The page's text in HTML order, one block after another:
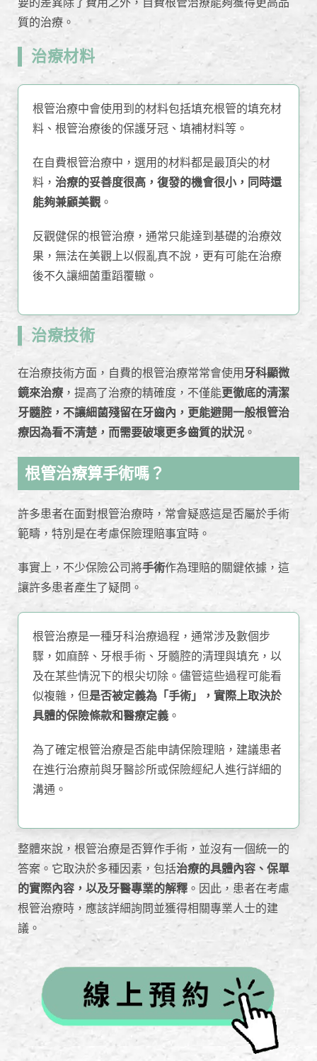
質的治療。
治療材料
根管治療中會使用到的材料包括填充根管的填充材
料、根管治療後的保護牙冠、填補材料等。
在自費根管治療中，選用的材料都是最頂尖的材
料， 治療的妥善度很高，復發的機會很小，同時還
能夠兼顧美觀 。
反觀健保的根管治療，通常只能達到基礎的治療效
果，無法在美觀上以假亂真不說，更有可能在治療
後不久讓細菌重蹈覆轍。
治療技術
在治療技術方面，自費的根管治療常常會使用牙科顯微
鏡來治療 ，提高了治療的精確度，不僅能更徹底的清潔
牙髓腔，不讓細菌殘留在牙齒內，更能避開一般根管治
療因為看不清楚，而需要破壞更多齒質的狀況 。
根管治療算手術嗎？
許多患者在面對根管治療時，常會疑惑這是否屬於手術
範疇，特別是在考慮保險理賠事宜時。
事實上，不少保險公司將手術作為理賠的關鍵依據，這
讓許多患者產生了疑問。
根管治療是一種牙科治療過程，通常涉及數個步
驟，如麻醉、牙根手術、牙髓腔的清理與填充，以
及在某些情況下的根尖切除。儘管這些過程可能看
似複雜，但是否被定義為「手術」，實際上取決於
具體的保險條款和醫療定義 。
為了確定根管治療是否能申請保險理賠，建議患者
在進行治療前與牙醫診所或保險經紀人進行詳細的
溝通。
整體來說，根管治療是否算作手術，並沒有一個統一的
答案。它取決於多種因素，包括治療的具體內容、保單
的實際內容，以及牙醫專業的解釋 。因此，患者在考慮
根管治療時，應該詳細詢問並獲得相關專業人士的建
議。